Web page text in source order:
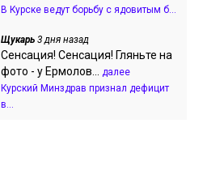
В Курске ведут борьбу с ядовитым б...
Щукарь 3 дня назад
Сенсация! Сенсация! Гляньте на
фото - у Ермолов... далее
Курский Минздрав признал дефицит
в...